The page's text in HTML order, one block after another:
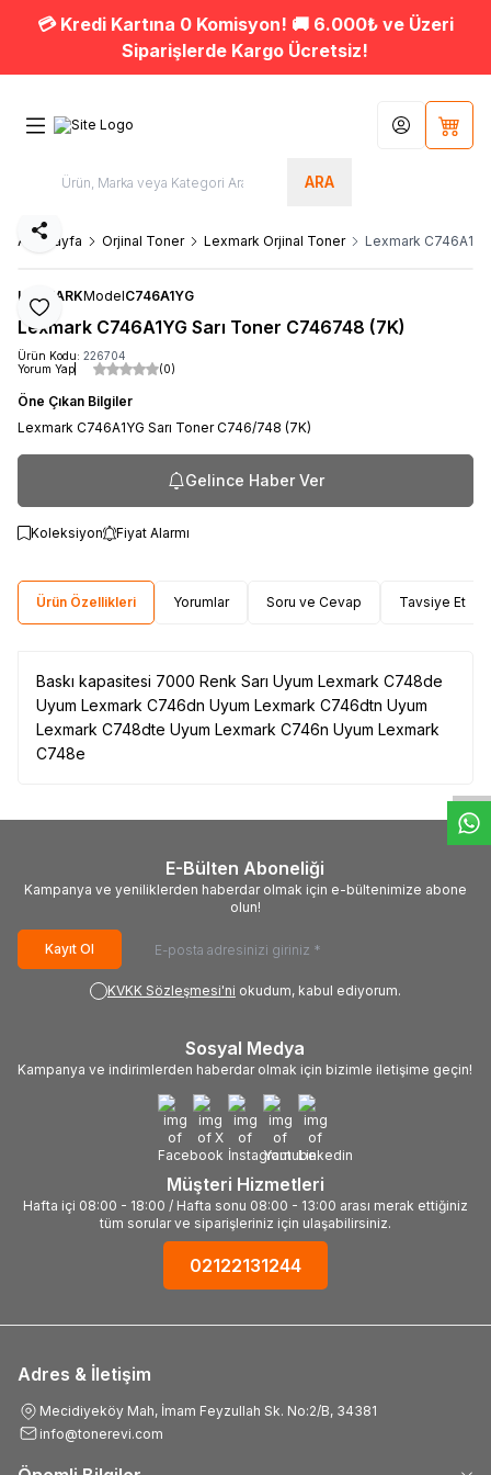
💳 Kredi Kartına 0 Komisyon! 🚚 6.000₺ ve Üzeri
Siparişlerde Kargo Ücretsiz!
ARA
Hesabım
Ana Sayfa Orjinal Toner Lexmark Orjinal Toner Lexmark
Favoriye Ekle
Paylaş
LEXMARKModelC746A1YG
Lexmark C746A1YG Sarı Toner C746748 (7K)
Ürün Kodu: 226704
Yorum Yap
(0)
Öne Çıkan Bilgiler
Lexmark C746A1YG Sarı Toner C746/748 (7K)
Gelince Haber Ver
Koleksiyon Fiyat Alarmı
Ürün Özellikleri Yorumlar Soru ve Cevap Tavsiye Et
Baskı kapasitesi 7000 Renk Sarı Uyum Lexmark C748de
Uyum Lexmark C746dn Uyum Lexmark C746dtn Uyum
Lexmark C748dte Uyum Lexmark C746n Uyum Lexmark
C748e
E-Bülten Aboneliği
Kampanya ve yeniliklerden haberdar olmak için e-bültenimize abone
olun!
Kayıt Ol
KVKK Sözleşmesi'ni okudum, kabul ediyorum.
Sosyal Medya
Kampanya ve indirimlerden haberdar olmak için bizimle iletişime geçin!
Müşteri Hizmetleri
Hafta içi 08:00 - 18:00 / Hafta sonu 08:00 - 13:00 arası merak ettiğiniz
tüm sorular ve siparişleriniz için ulaşabilirsiniz.
02122131244
Adres & İletişim
Mecidiyeköy Mah, İmam Feyzullah Sk. No:2/B, 34381
info@tonerevi.com